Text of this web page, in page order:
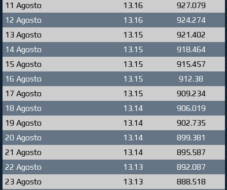
11 Agosto
13.16
927.079
12 Agosto
13.16
924.274
13 Agosto
13.15
921.402
14 Agosto
13.15
918.464
15 Agosto
13.15
915.457
16 Agosto
13.15
912.38
17 Agosto
13.15
909.234
18 Agosto
13.14
906.019
19 Agosto
13.14
902.735
20 Agosto
13.14
899.381
21 Agosto
13.14
895.587
22 Agosto
13.13
892.087
23 Agosto
13.13
888.518